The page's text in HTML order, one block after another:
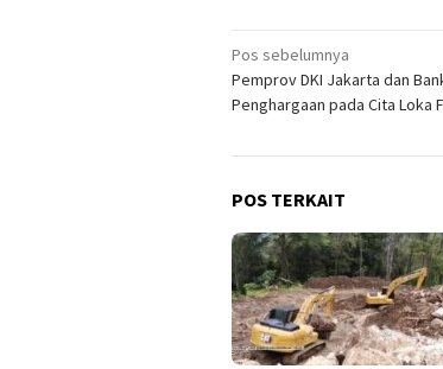
Navigasi
pos
Pos sebelumnya
Pemprov DKI Jakarta dan
Penghargaan pada Cita Loka
POS TERKAIT